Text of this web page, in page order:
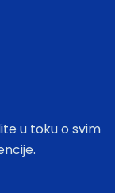
u toku o svim